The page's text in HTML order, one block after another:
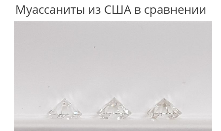
Муассаниты из США в сравнении